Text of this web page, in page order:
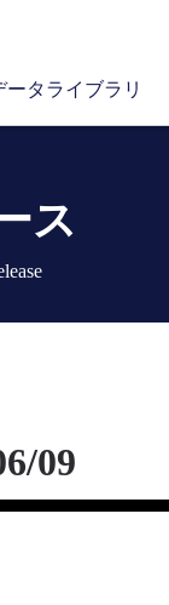
ータライブラリ
ス
09